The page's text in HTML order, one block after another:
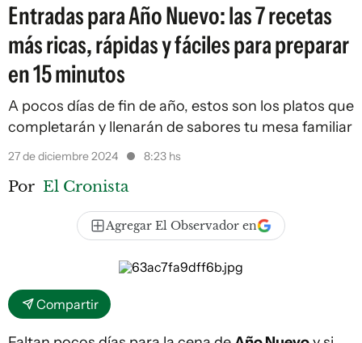
Entradas para Año Nuevo: las 7 recetas
más ricas, rápidas y fáciles para preparar
en 15 minutos
A pocos días de fin de año, estos son los platos que
completarán y llenarán de sabores tu mesa familiar
27 de diciembre 2024 8:23 hs
Por El Cronista
Agregar El Observador en
Compartir